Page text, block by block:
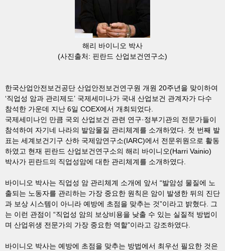
해리 바이니오 박사
(사진출처: 핀란드 산업보건연구소)
한국산업안전보건공단 산업안전보건연구원 개원 20주년을 맞이하여
‘직업성 암과 관리제도’ 국제세미나가 국내 산업보건 관계자가 다수
참석한 가운데 지난 6일 COEX에서 개최되었다.
국제세미나인 만큼 국외 산업보건 관련 연구·정부기관의 전문가들이
참석하여 자기네 나라의 발암물질 관리체계를 소개하였다. 첫 번째 발
표는 세계보건기구 산하 국제암연구소(IARC)에서 전문위원으로 활동
하였고 현재 핀란드 산업보건연구소의 해리 바이니오(Harri Vainio)
박사가 핀란드의 직업성암에 대한 관리체계를 소개하였다.
바이니오 박사는 직업성 암 관리체계 소개에 앞서 “발암성 물질에 노
출되는 노동자를 관리하는 가장 중요한 원칙은 암이 발생한 뒤의 진단
과 보상 시스템이 아니라 예방에 초점을 맞추는 것”이라고 밝혔다. 그
는 이런 관점이 “직업성 암의 보상비용을 낮출 수 있는 실질적 방법이
며 산업위생 전문가의 가장 중요한 역할”이라고 강조하였다.
바이니오 박사는 예방에 초점을 맞추는 방법에서 최우선 필요한 것은